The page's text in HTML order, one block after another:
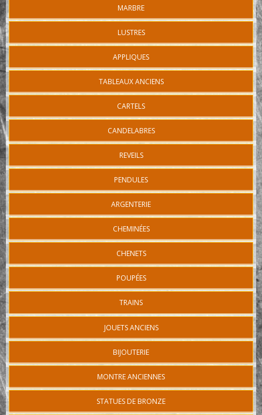
MARBRE
LUSTRES
APPLIQUES
TABLEAUX ANCIENS
CARTELS
CANDELABRES
REVEILS
PENDULES
ARGENTERIE
CHEMINÉES
CHENETS
POUPÉES
TRAINS
JOUETS ANCIENS
BIJOUTERIE
MONTRE ANCIENNES
STATUES DE BRONZE